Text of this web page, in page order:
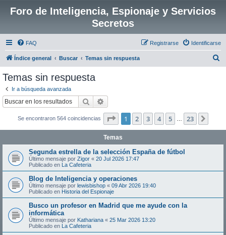
Foro de Inteligencia, Espionaje y Servicios
Secretos
FAQ Identificarse
Registrarse
Índice general Buscar Temas sin respuesta
Temas sin respuesta
Ir a búsqueda avanzada
Buscar
Se encontraron 564 coincidencias Página de 23
1 2 3 4 5 23
Temas
Segunda estrella de la selección España de fútbol
Último mensaje por Zigor « 20 Jul 2026 17:47
Publicado en La Cafeteria
Blog de Inteligencia y operaciones
Último mensaje por lewisbishop « 09 Abr 2026 19:40
Publicado en Historia del Espionaje
Busco un profesor en Madrid que me ayude con la
informática
Último mensaje por Kathariana « 25 Mar 2026 13:20
Publicado en La Cafeteria